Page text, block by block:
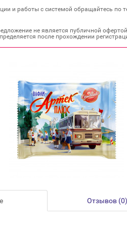
и работы с системой обращайтесь по
не является публичной
после прохождении
Отзывов (0)